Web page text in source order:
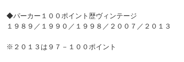
◆パーカー１００ポイント歴ヴィンテージ
１９８９／１９９０／１９９８／２００７／２０１３
※２０１３は９７－１００ポイント